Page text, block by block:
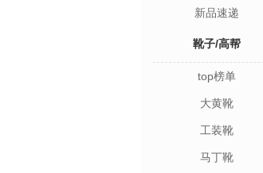
新品速递
靴子/高帮
top榜单
大黄靴
工装靴
马丁靴